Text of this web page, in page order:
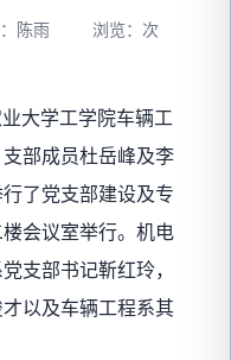
陈雨 浏览： 次
大学工学院车辆工
部成员杜岳峰及李
了党支部建设及专
会议室举行。机电
支部书记靳红玲，
以及车辆工程系其